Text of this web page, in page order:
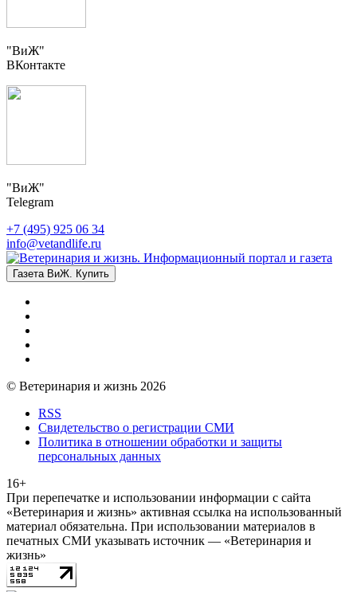
"ВиЖ"
ВКонтакте
"ВиЖ"
Telegram
+7 (495) 925 06 34
info@vetandlife.ru
Газета ВиЖ. Купить
© Ветеринария и жизнь 2026
RSS
Свидетельство о регистрации СМИ
Политика в отношении обработки и защиты
персональных данных
16+
При перепечатке и использовании информации с сайта
«Ветеринария и жизнь» активная ссылка на использованный
материал обязательна. При использовании материалов в
печатных СМИ указывать источник — «Ветеринария и
жизнь»